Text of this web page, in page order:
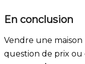
En conclusion
Vendre une maison
question de prix ou